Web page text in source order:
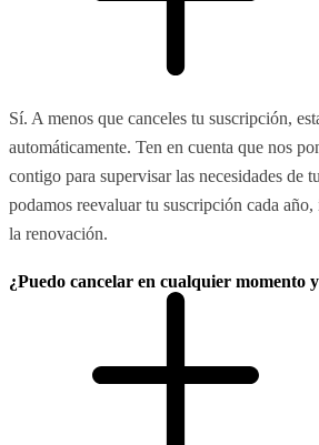
Sí. A menos que canceles tu suscripción,
automáticamente. Ten en cuenta que nos
contigo para supervisar las necesidades de
podamos reevaluar tu suscripción cada
la renovación.
¿Puedo cancelar en cualquier momento